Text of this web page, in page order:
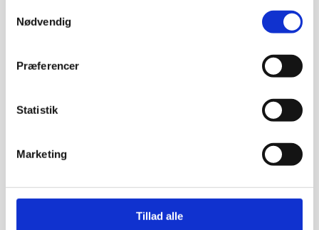
Nødvendig
Præferencer
Statistik
Marketing
Tillad alle
Gymart sports smykker
150,00
Halskæde – Det
gymnastiksmykke
Gymart sports smykker
kr.189,00